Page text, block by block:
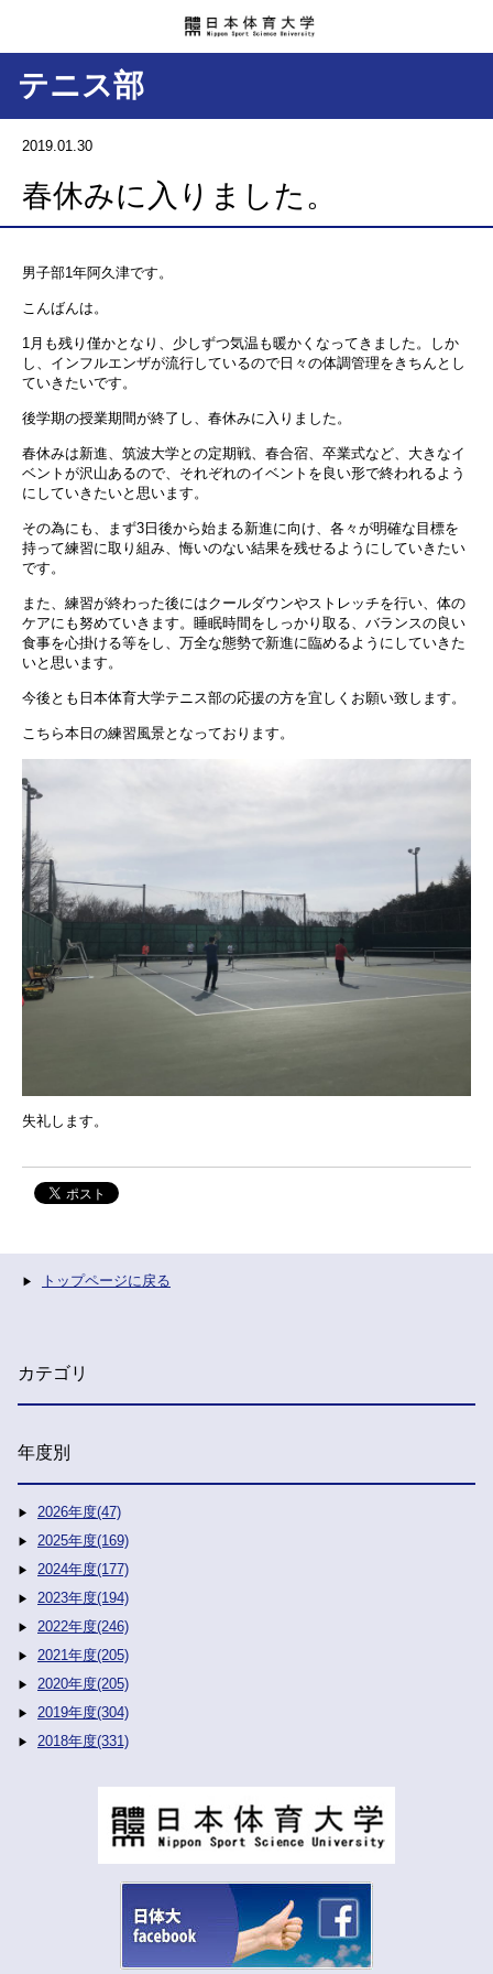
テニス部
2019.01.30
春休みに入りました。
男子部1年阿久津です。
こんばんは。
1月も残り僅かとなり、少しずつ気温も暖かくなってきました。しか
し、インフルエンザが流行しているので日々の体調管理をきちんとし
ていきたいです。
後学期の授業期間が終了し、春休みに入りました。
春休みは新進、筑波大学との定期戦、春合宿、卒業式など、大きなイ
ベントが沢山あるので、それぞれのイベントを良い形で終われるよう
にしていきたいと思います。
その為にも、まず3日後から始まる新進に向け、各々が明確な目標を
持って練習に取り組み、悔いのない結果を残せるようにしていきたい
です。
また、練習が終わった後にはクールダウンやストレッチを行い、体の
ケアにも努めていきます。睡眠時間をしっかり取る、バランスの良い
食事を心掛ける等をし、万全な態勢で新進に臨めるようにしていきた
いと思います。
今後とも日本体育大学テニス部の応援の方を宜しくお願い致します。
こちら本日の練習風景となっております。
失礼します。
トップページに戻る
カテゴリ
年度別
2026年度(47)
2025年度(169)
2024年度(177)
2023年度(194)
2022年度(246)
2021年度(205)
2020年度(205)
2019年度(304)
2018年度(331)